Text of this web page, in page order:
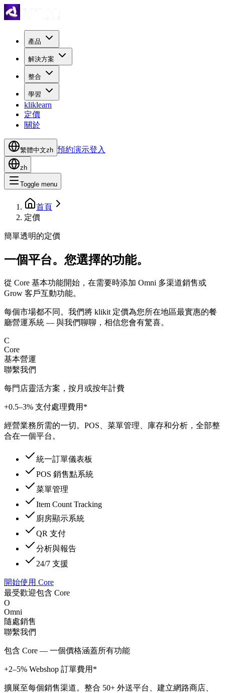
產品
解決方案
整合
學習
kliklearn
定價
關於
繁體中文zh 預約演示登入
zh
Toggle menu
首頁
定價
簡單透明的定價
一個平台。您選擇的功能。
從 Core 基本功能開始，在需要時添加 Omni 多渠道銷售或
Grow 客戶互動功能。
每個市場都不同。我們將 klikit 定價為您所在地區最實惠的餐
廳營運系統 — 與我們聊聊，相信您會有驚喜。
C
Core
基本營運
聯繫我們
每門店靈活方案，按月或按年計費
+0.5–3% 支付處理費用*
經營業務所需的一切。POS、菜單管理、庫存和分析，全部整
合在一個平台。
統一訂單儀表板
POS 銷售點系統
菜單管理
Item Count Tracking
廚房顯示系統
QR 支付
分析與報告
24/7 支援
開始使用 Core
最受歡迎包含 Core
O
Omni
隨處銷售
聯繫我們
包含 Core — 一個價格涵蓋所有功能
+2–5% Webshop 訂單費用*
擴展至每個銷售渠道。整合 50+ 外送平台、建立網路商店、